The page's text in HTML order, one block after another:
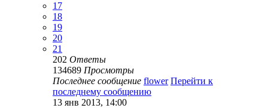
17
18
19
20
21
202 Ответы
134689 Просмотры
Последнее сообщение flower Перейти к
последнему сообщению
13 янв 2013, 14:00